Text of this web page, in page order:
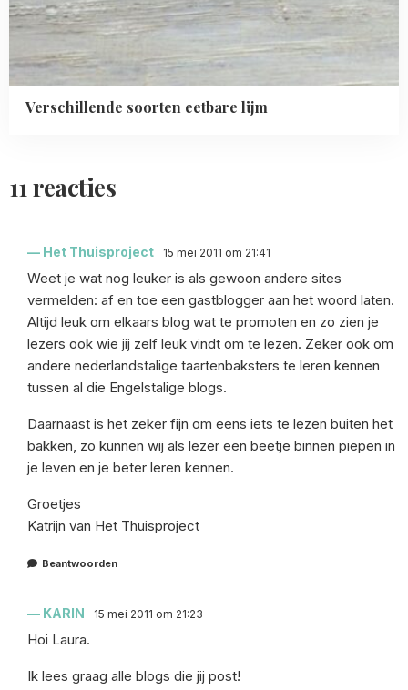
Verschillende soorten eetbare lijm
11 reacties
Het Thuisproject 15 mei 2011 om 21:41
Weet je wat nog leuker is als gewoon andere sites
vermelden: af en toe een gastblogger aan het woord laten.
Altijd leuk om elkaars blog wat te promoten en zo zien je
lezers ook wie jij zelf leuk vindt om te lezen. Zeker ook om
andere nederlandstalige taartenbaksters te leren kennen
tussen al die Engelstalige blogs.
Daarnaast is het zeker fijn om eens iets te lezen buiten het
bakken, zo kunnen wij als lezer een beetje binnen piepen in
je leven en je beter leren kennen.
Groetjes
Katrijn van Het Thuisproject
Beantwoorden
KARIN 15 mei 2011 om 21:23
Hoi Laura.
Ik lees graag alle blogs die jij post!